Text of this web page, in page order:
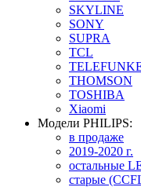
SKYLINE
SONY
SUPRA
TCL
THOMSON
TOSHIBA
Xiaomi
Модели PHILIPS:
в продаже
2019-2020 г.
остальные
старые